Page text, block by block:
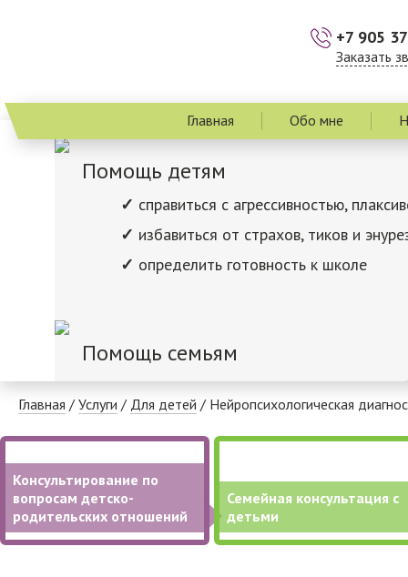
+7 905
Заказать
Главная Обо мне
Помощь детям
справиться с агрессивностью,
избавиться от страхов, тиков и
определить готовность к школе
Помощь семьям
понять причины и пути решения
взглянуть со стороны на семейную
устранить разрушительные
Помощь подросткам
Главная / Услуги / Для детей / Нейропсихологическая
Консультирование по
вопросам детско-
родительских отношений
Семейная консультация с
детьми